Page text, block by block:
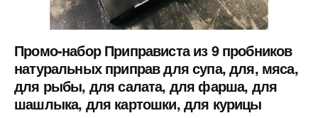
Промо-набор Приправиста из 9 пробников
натуральных приправ для супа, для, мяса,
для рыбы, для салата, для фарша, для
шашлыка, для картошки, для курицы